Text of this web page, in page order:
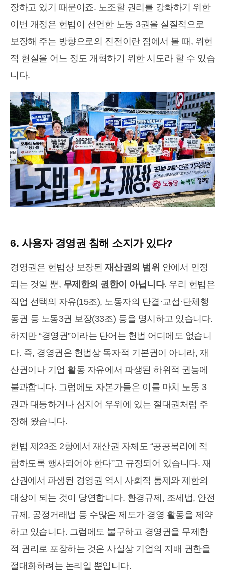
장하고 있기 때문이죠. 노조할 권리를 강화하기 위한
이번 개정은 헌법이 선언한 노동 3권을 실질적으로
보장해 주는 방향으로의 진전이란 점에서 볼 때, 위헌
적 현실을 어느 정도 개혁하기 위한 시도라 할 수 있습
니다.
6. 사용자 경영권 침해 소지가 있다?
경영권은 헌법상 보장된 재산권의 범위 안에서 인정
되는 것일 뿐, 무제한의 권한이 아닙니다. 우리 헌법은
직업 선택의 자유(15조), 노동자의 단결·교섭·단체행
동권 등 노동3권 보장(33조) 등을 명시하고 있습니다.
하지만 “경영권”이라는 단어는 헌법 어디에도 없습니
다. 즉, 경영권은 헌법상 독자적 기본권이 아니라, 재
산권이나 기업 활동 자유에서 파생된 하위적 권능에
불과합니다. 그럼에도 자본가들은 이를 마치 노동 3
권과 대등하거나 심지어 우위에 있는 절대권처럼 주
장해 왔습니다.
헌법 제23조 2항에서 재산권 자체도 “공공복리에 적
합하도록 행사되어야 한다”고 규정되어 있습니다. 재
산권에서 파생된 경영권 역시 사회적 통제와 제한의
대상이 되는 것이 당연합니다. 환경규제, 조세법, 안전
규제, 공정거래법 등 수많은 제도가 경영 활동을 제약
하고 있습니다. 그럼에도 불구하고 경영권을 무제한
적 권리로 포장하는 것은 사실상 기업의 지배 권한을
절대화하려는 논리일 뿐입니다.